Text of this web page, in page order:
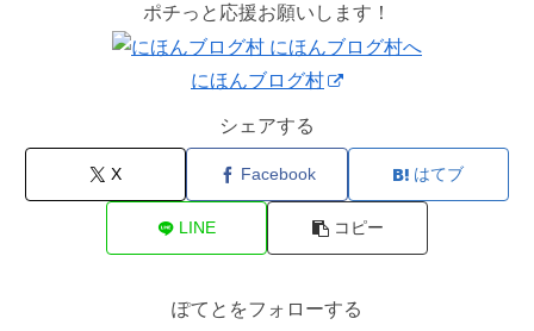
ポチっと応援お願いします！
にほんブログ村
シェアする
X Facebook はてブ
LINE コピー
ぽてとをフォローする